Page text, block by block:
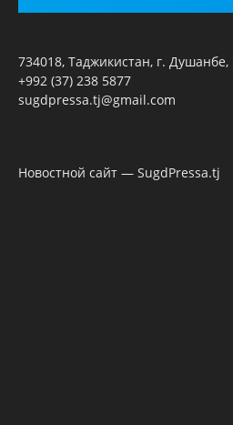
734018, Таджикистан, г.
+992 (37) 238 5877
sugdpressa.tj@gmail.com
Новостной сайт — SugdPressa.tj